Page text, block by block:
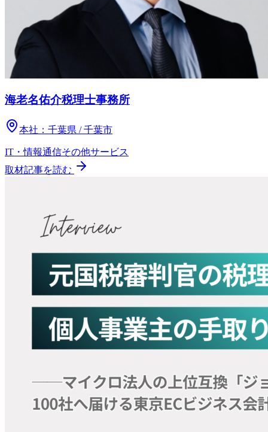
海老名佑介税理士事務所
本社： 千葉県 / 千葉市
IT・情報通信その他サービス
取材記事を読む